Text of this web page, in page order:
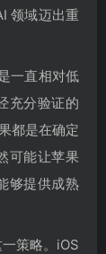
领域迈出重
一直相对低
充分验证的
都是在确定
可能让苹果
够提供成熟
策略。iOS